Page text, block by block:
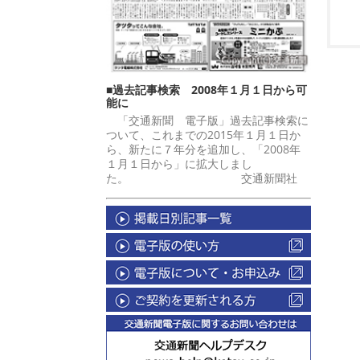
■過去記事検索 2008年１月１日から可
能に
「交通新聞 電子版」過去記事検索に
ついて、これまでの2015年１月１日か
ら、新たに７年分を追加し、「2008年
１月１日から」に拡大しまし
た。 交通新聞社